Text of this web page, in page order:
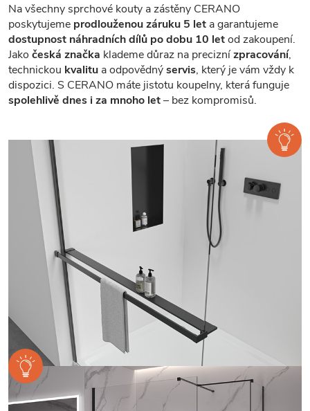
Na všechny sprchové kouty a zástěny CERANO
poskytujeme prodlouženou záruku 5 let a garantujeme
dostupnost náhradních dílů po dobu 10 letod zakoupení.
Jako česká značka klademe důraz na preciznízpracování,
technickou kvalitu a odpovědnýservis, který je vám vždy k
dispozici. S CERANO máte jistotu koupelny, která funguje
spolehlivě dnes i za mnoho let– bez kompromisů.